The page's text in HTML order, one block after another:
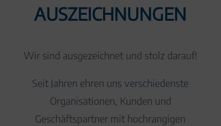
AUS­​ZEICH­NUNGEN
Wir sind ausgezeichnet und stolz darauf!
Seit Jahren ehren uns verschiedenste
Organisationen, Kunden und
Geschäftspartner mit hochrangigen